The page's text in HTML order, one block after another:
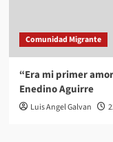
Comunidad Migrante
“Era mi primer
Enedino Aguirre
Luis Angel Galvan